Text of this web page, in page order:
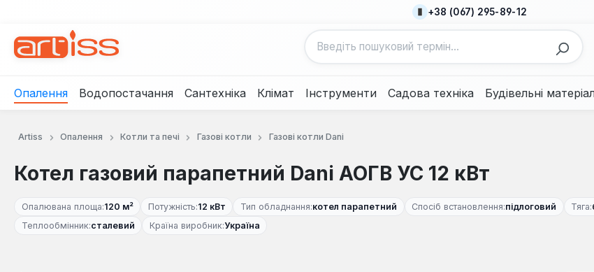
+38 (067) 295-89-12
Опалення Водопостачання Сантехніка Клімат Інструменти Садова техніка Будівельні
Artiss Опалення Котли та печі Газові котли Газові котли Dani
Котел газовий парапетний Dani АОГВ УС 12 кВт
Опалювана площа:120 м² Потужність:12 кВт Тип обладнання:котел парапетний Спосіб встановлення:підлоговий Тяга:
Теплообмінник:сталевий Країна виробник:Україна